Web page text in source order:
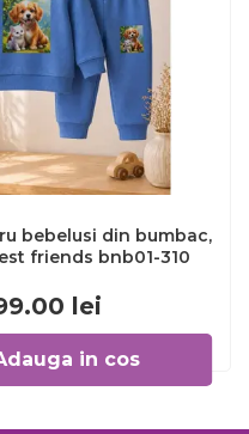
in cos
bebelusi din bumbac,
friends bnb01-310
lei